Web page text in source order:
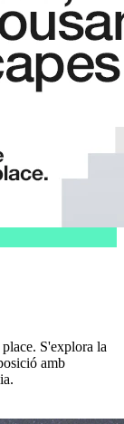
S'explora la
amb